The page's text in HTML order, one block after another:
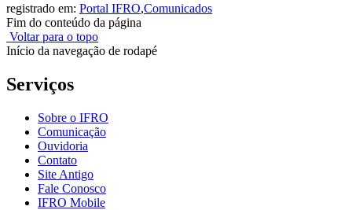
registrado em: Portal IFRO,Comunicados
Fim do conteúdo da página
Voltar para o topo
Início da navegação de rodapé
Serviços
Sobre o IFRO
Comunicação
Ouvidoria
Contato
Site Antigo
Fale Conosco
IFRO Mobile